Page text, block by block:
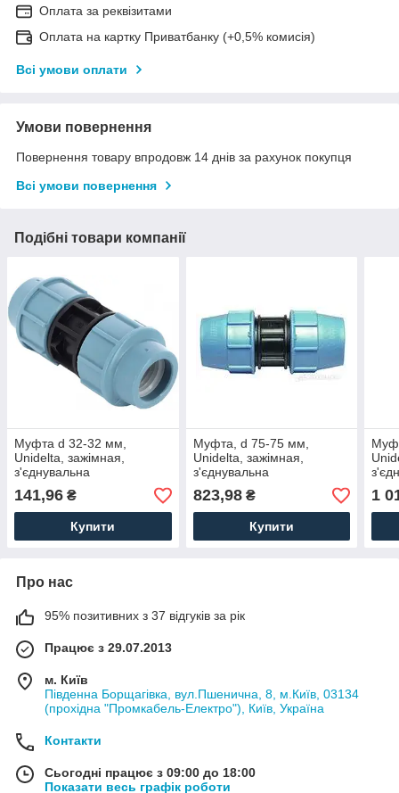
Оплата за реквізитами
Оплата на картку Приватбанку (+0,5% комисія)
Всі умови оплати
Умови повернення
Повернення товару впродовж 14 днів за рахунок покупця
Всі умови повернення
Подібні товари компанії
Муфта d 32-32 мм,
Unidelta, зажімная,
з'єднувальна
141,96 ₴
Купити
Муфта, d 75-75 мм,
Unidelta, зажімная,
з'єднувальна
823,98₴
Купити
1
Про нас
95% позитивних з 37 відгуків за рік
Працює з 29.07.2013
м. Київ
Південна Борщагівка, вул.Пшенична, 8, м.Київ, 03134
(прохідна "Промкабель-Електро"), Київ, Україна
Контакти
Сьогодні працює з 09:00 до 18:00
Показати весь графік роботи